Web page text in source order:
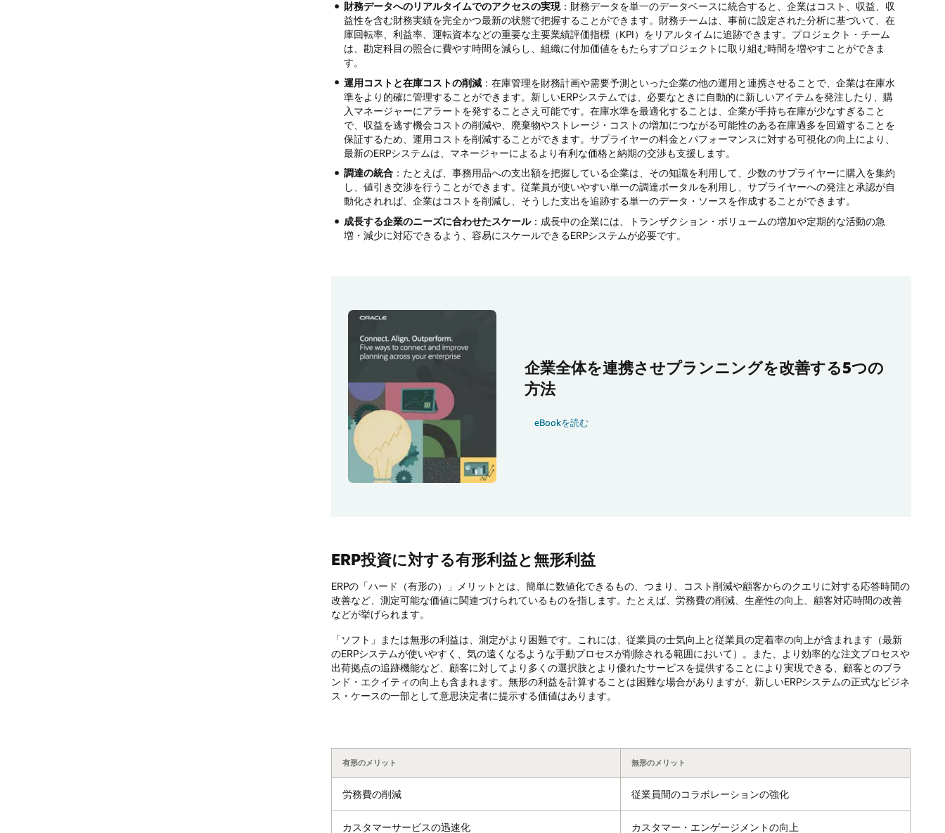
財務データへのリアルタイムでのアクセスの実現：財務データを単一のデータベースに統合すると、企業はコスト、収益、収
益性を含む財務実績を完全かつ最新の状態で把握することができます。財務チームは、事前に設定された分析に基づいて、在
庫回転率、利益率、運転資本などの重要な主要業績評価指標（KPI）をリアルタイムに追跡できます。プロジェクト・チーム
は、勘定科目の照合に費やす時間を減らし、組織に付加価値をもたらすプロジェクトに取り組む時間を増やすことができま
す。
運用コストと在庫コストの削減 ：在庫管理を財務計画や需要予測といった企業の他の運用と連携させることで、企業は在庫水
準をより的確に管理することができます。新しいERPシステムでは、必要なときに自動的に新しいアイテムを発注したり、購
入マネージャーにアラートを発することさえ可能です。在庫水準を最適化することは、企業が手持ち在庫が少なすぎること
で、収益を逃す機会コストの削減や、廃棄物やストレージ・コストの増加につながる可能性のある在庫過多を回避することを
保証するため、運用コストを削減することができます。サプライヤーの料金とパフォーマンスに対する可視化の向上により、
最新のERPシステムは、マネージャーによるより有利な価格と納期の交渉も支援します。
調達の統合 ：たとえば、事務用品への支出額を把握している企業は、その知識を利用して、少数のサプライヤーに購入を集約
し、値引き交渉を行うことができます。従業員が使いやすい単一の調達ポータルを利用し、サプライヤーへの発注と承認が自
動化されれば、企業はコストを削減し、そうした支出を追跡する単一のデータ・ソースを作成することができます。
成長する企業のニーズに合わせたスケール：成長中の企業には、トランザクション・ボリュームの増加や定期的な活動の急
増・減少に対応できるよう、容易にスケールできるERPシステムが必要です。
企業全体を連携させプランニングを改善する5つの
方法
eBookを読む
ERP投資に対する有形利益と無形利益
ERPの「ハード（有形の）」メリットとは、簡単に数値化できるもの、つまり、コスト削減や顧客からのクエリに対する応答時間の
改善など、測定可能な価値に関連づけられているものを指します。たとえば、労務費の削減、生産性の向上、顧客対応時間の改善
などが挙げられます。
「ソフト」または無形の利益は、測定がより困難です。これには、従業員の士気向上と従業員の定着率の向上が含まれます（最新
のERPシステムが使いやすく、気の遠くなるような手動プロセスが削除される範囲において）。また、より効率的な注文プロセスや
出荷拠点の追跡機能など、顧客に対してより多くの選択肢とより優れたサービスを提供することにより実現できる、顧客とのブラ
ンド・エクイティの向上も含まれます。無形の利益を計算することは困難な場合がありますが、新しいERPシステムの正式なビジネ
ス・ケースの一部として意思決定者に提示する価値はあります。
有形のメリット 無形のメリット
労務費の削減 従業員間のコラボレーションの強化
カスタマーサービスの迅速化 カスタマー・エンゲージメントの向上